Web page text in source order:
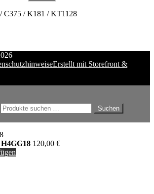
C375 / K181 / KT1128
Erstellt mit Storefront &
Suchen
120,00 €